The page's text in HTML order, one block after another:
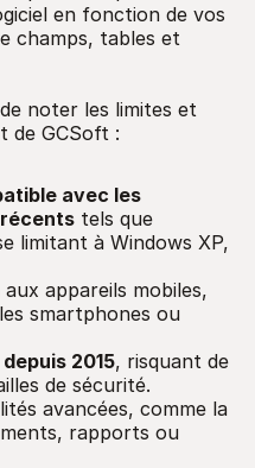
en fonction de vos
champs, tables et
noter les limites et
de GCSoft :
avec les
tels que
limitant à Windows XP,
appareils mobiles,
smartphones ou
2015, risquant de
de sécurité.
avancées, comme la
rapports ou